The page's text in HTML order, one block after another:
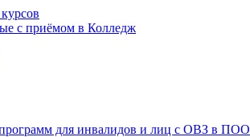
с приёмом в Колледж
программ для инвалидов и лиц с ОВЗ в ПОО